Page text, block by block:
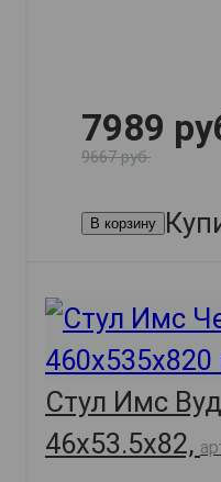
7989
9667 руб.
В корзину
Стул Имс
46х53.5х82,